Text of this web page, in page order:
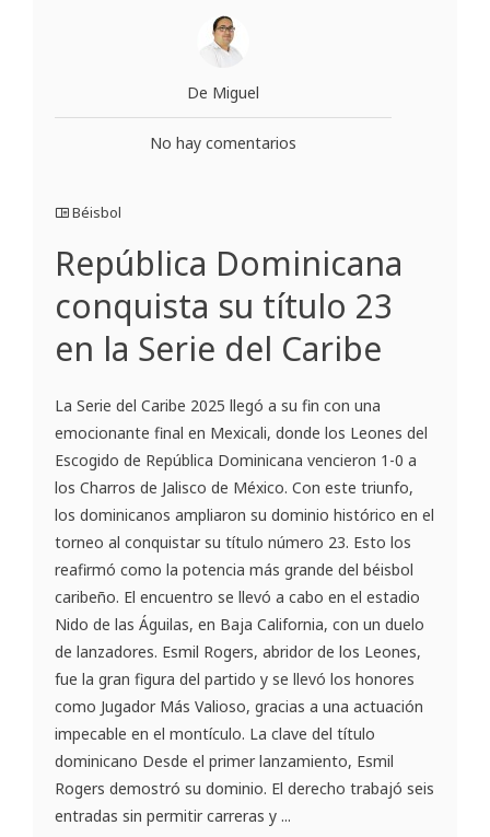
De Miguel
No hay comentarios
Béisbol
República Dominicana
conquista su título 23
en la Serie del Caribe
La Serie del Caribe 2025 llegó a su fin con una
emocionante final en Mexicali, donde los Leones del
Escogido de República Dominicana vencieron 1-0 a
los Charros de Jalisco de México. Con este triunfo,
los dominicanos ampliaron su dominio histórico en el
torneo al conquistar su título número 23. Esto los
reafirmó como la potencia más grande del béisbol
caribeño. El encuentro se llevó a cabo en el estadio
Nido de las Águilas, en Baja California, con un duelo
de lanzadores. Esmil Rogers, abridor de los Leones,
fue la gran figura del partido y se llevó los honores
como Jugador Más Valioso, gracias a una actuación
impecable en el montículo. La clave del título
dominicano Desde el primer lanzamiento, Esmil
Rogers demostró su dominio. El derecho trabajó seis
entradas sin permitir carreras y ...